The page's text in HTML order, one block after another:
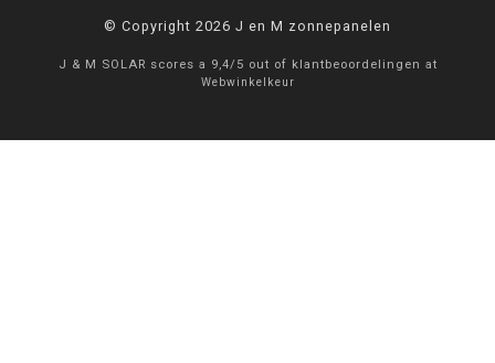
© Copyright 2026 J en M zonnepanelen
J & M SOLAR scores a 9,4/ 5 out of klantbeoordelingen at
Webwinkelkeur